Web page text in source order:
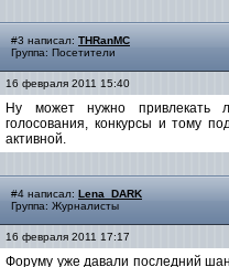
#3 написал: THRanMC
Группа: Посетители
16 февраля 2011 15:40
Ну может нужно привлекать
голосования, конкурсы и тому
активной.
#4 написал: Lena_DARK
Группа: Журналисты
16 февраля 2011 17:17
Форуму уже давали последний